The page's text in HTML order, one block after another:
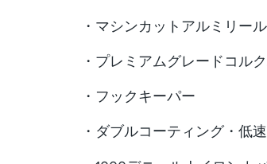
・マシンカットアルミリー
・プレミアムグレードコル
・フックキーパー
・ダブルコーティング・低